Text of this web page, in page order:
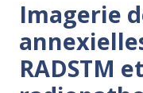
Location
Faire un
Imagerie
RADSTM